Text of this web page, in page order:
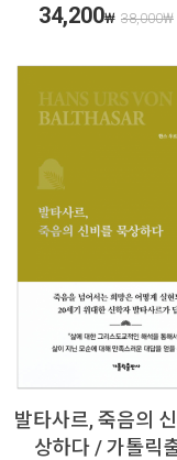
34,200₩ 38,000₩
발타사르, 죽음의
상하다 / 가톨릭